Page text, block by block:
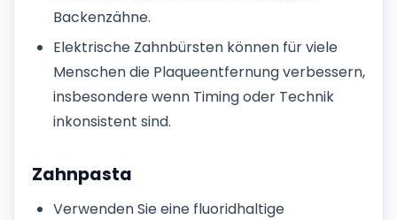
Backenzähne.
Elektrische Zahnbürsten können für viele
Menschen die Plaqueentfernung verbessern,
insbesondere wenn Timing oder Technik
inkonsistent sind.
Zahnpasta
Verwenden Sie eine fluoridhaltige